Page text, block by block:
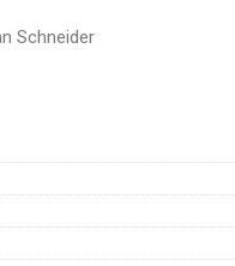
Schneider